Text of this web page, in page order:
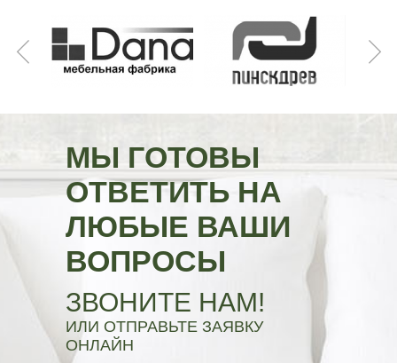
МЫ ГОТОВЫ
ОТВЕТИТЬ НА
ЛЮБЫЕ ВАШИ
ВОПРОСЫ
ЗВОНИТЕ НАМ!
ИЛИ ОТПРАВЬТЕ ЗАЯВКУ
ОНЛАЙН